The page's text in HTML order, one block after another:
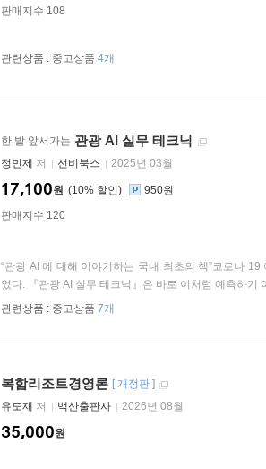
판매지수 108
관련상품 : 중고상품 4개
한 발 앞서가는 관광 AI 실무 테크닉
정민제 저 선비북스 2025년 03월
10%
17,100원
950원
판매지수 120
“관광 AI 에 대해 이야기하는 국내 최초의 책”코로나
었다. 『관광 AI 실무 테크닉』은 바로 이처럼 예측하기
관련상품 : 중고상품 7개
복합리조트경영론 [개정판 ]
유도재 저 백산출판사 2026년 08월
35,000원